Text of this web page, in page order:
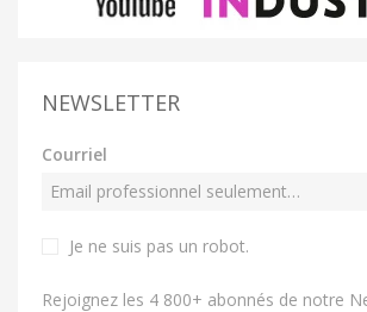
NEWSLETTER
Courriel
Je ne suis pas un robot.
Rejoignez les 4 800+ abonnés de notre